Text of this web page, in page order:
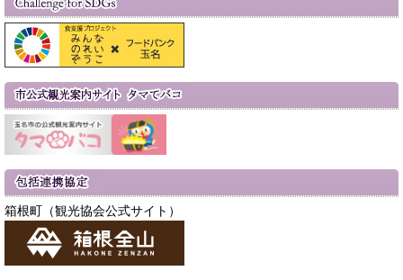
箱根町（観光協会公式サイト）